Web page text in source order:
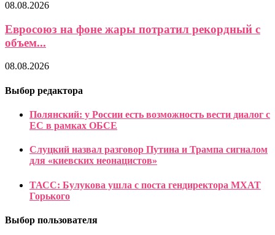
08.08.2026
Евросоюз на фоне жары потратил рекордный с
объем...
08.08.2026
Выбор редактора
Полянский: у России есть возможность вести диалог с
ЕС в рамках ОБСЕ
Слуцкий назвал разговор Путина и Трампа сигналом
для «киевских неонацистов»
ТАСС: Булукова ушла с поста гендиректора МХАТ
Горького
Выбор пользователя